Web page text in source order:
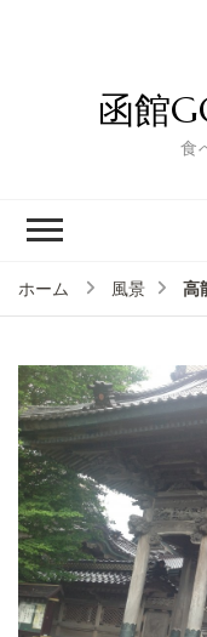
函館
食
ホーム 風景 高